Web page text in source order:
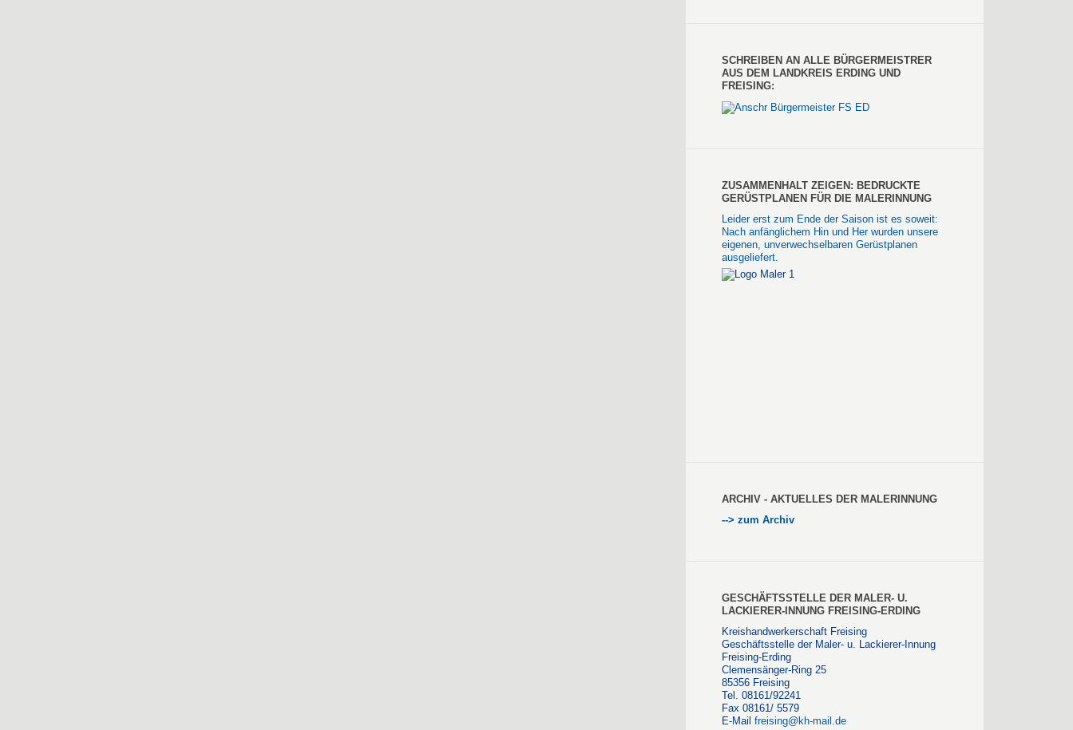
SCHREIBEN AN ALLE BÜRGERMEISTRER
AUS DEM LANDKREIS ERDING UND
FREISING:
ZUSAMMENHALT ZEIGEN: BEDRUCKTE
GERÜSTPLANEN FÜR DIE MALERINNUNG
Leider erst zum Ende der Saison ist es soweit:
Nach anfänglichem Hin und Her wurden unsere
eigenen, unverwechselbaren Gerüstplanen
ausgeliefert.
ARCHIV - AKTUELLES DER MALERINNUNG
--> zum Archiv
GESCHÄFTSSTELLE DER MALER- U.
LACKIERER-INNUNG FREISING-ERDING
Kreishandwerkerschaft Freising
Geschäftsstelle der Maler- u. Lackierer-Innung
Freising-Erding
Clemensänger-Ring 25
85356 Freising
Tel. 08161/92241
Fax 08161/ 5579
E-Mail freising@kh-mail.de